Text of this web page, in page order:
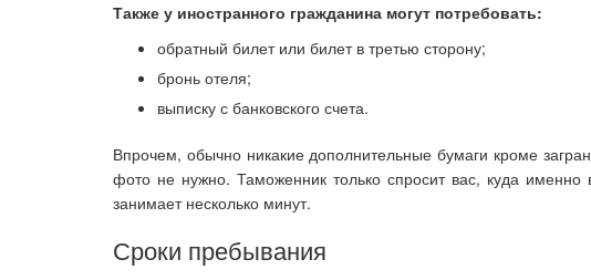
Также у иностранного гражданина могут потребовать:
обратный билет или билет в третью сторону;
бронь отеля;
выписку с банковского счета.
Впрочем, обычно никакие дополнительные бумаги кроме
фото не нужно. Таможенник только спросит вас, куда
занимает несколько минут.
Сроки пребывания